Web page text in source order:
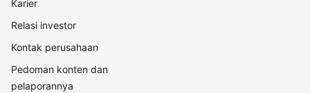
Karier
Relasi investor
Kontak perusahaan
Pedoman konten dan
pelaporannya